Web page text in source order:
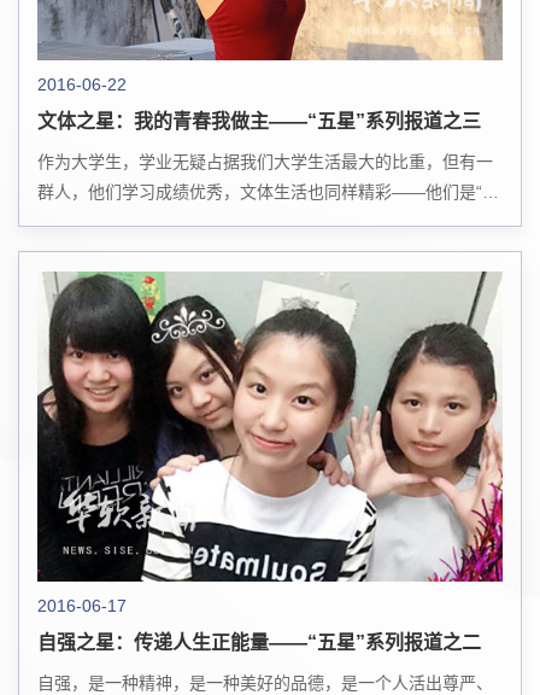
2016-06-22
文体之星：我的青春我做主——“五星”系列报道之三
作为大学生，学业无疑占据我们大学生活最大的比重，但有一
群人，他们学习成绩优秀，文体生活也同样精彩——他们是“文
体之星”，善于学习，热爱运动，能歌善舞——这是时代新青年
的特质，也是大学生蓬勃向上的精神风...
2016-06-17
自强之星：传递人生正能量——“五星”系列报道之二
自强，是一种精神，是一种美好的品德，是一个人活出尊严、